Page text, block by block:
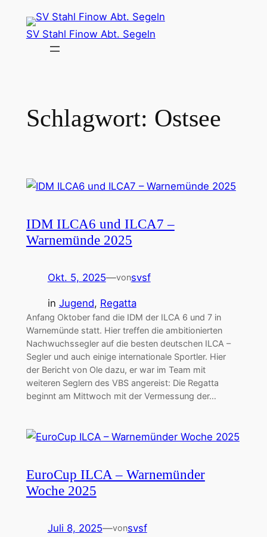
Inhalt
SV Stahl Finow Abt. Segeln
Schlagwort: Ostsee
IDM ILCA6 und ILCA7 –
Warnemünde 2025
Okt. 5, 2025—vonsvsf
in Jugend, Regatta
Anfang Oktober fand die IDM der ILCA 6 und 7 in
Warnemünde statt. Hier treffen die ambitionierten
Nachwuchssegler auf die besten deutschen ILCA –
Segler und auch einige internationale Sportler. Hier
der Bericht von Ole dazu, er war im Team mit
weiteren Seglern des VBS angereist: Die Regatta
beginnt am Mittwoch mit der Vermessung der…
EuroCup ILCA – Warnemünder
Woche 2025
Juli 8, 2025—vonsvsf